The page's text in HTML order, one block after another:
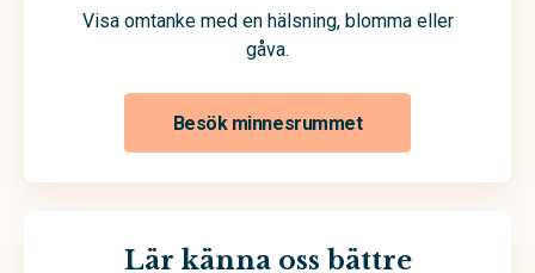
Visa omtanke med en hälsning, blomma eller
gåva.
Besök minnesrummet
Lär känna oss bättre